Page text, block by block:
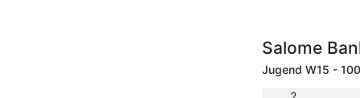
Salome
Jugend W15 -